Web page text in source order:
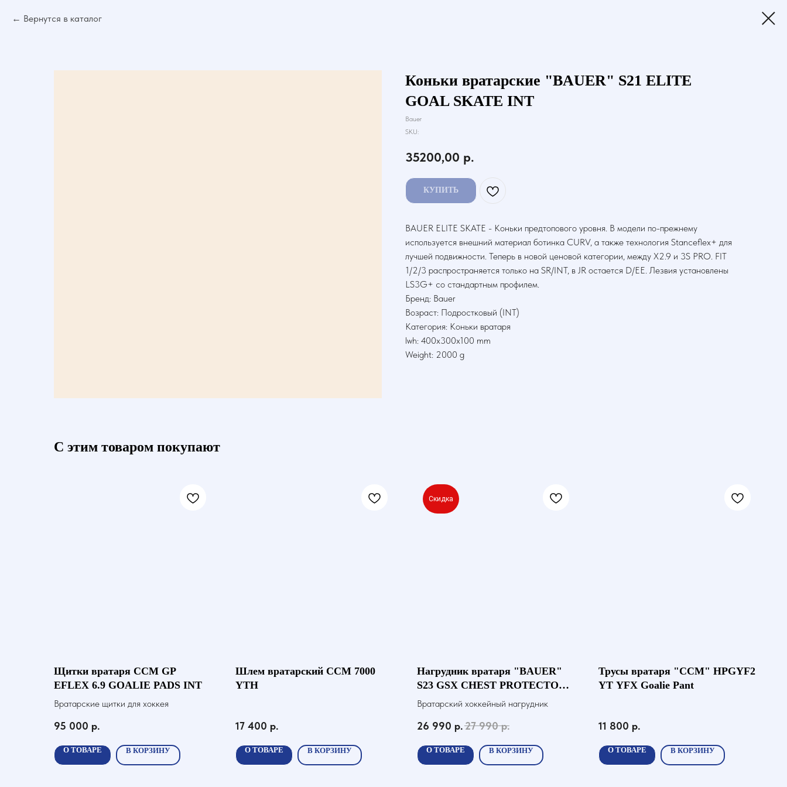
Вернутся в каталог
Коньки вратарские "BAUER" S21 ELITE
GOAL SKATE INT
Bauer
SKU:
35200,00 р.
КУПИТЬ
BAUER ELITE SKATE - Коньки предтопового уровня. В модели по-прежнему
используется внешний материал ботинка CURV, а также технология Stanceflex+ для
лучшей подвижности. Теперь в новой ценовой категории, между X2.9 и 3S PRO. FIT
1/2/3 распространяется только на SR/INT, в JR остается D/EE. Лезвия установлены
LS3G+ со стандартным профилем.
Бренд: Bauer
Возраст: Подростковый (INT)
Категория: Коньки вратаря
lwh: 400x300x100 mm
Weight: 2000 g
С этим товаром покупают
Щитки вратаря CCM GP
EFLEX 6.9 GOALIE PADS INT
Вратарские щитки для хоккея
95 000 р.
О ТОВАРЕ В КОРЗИНУ
Шлем вратарский ССМ 7000
YTH
17 400 р.
О ТОВАРЕ В КОРЗИНУ
Скидка
Нагрудник вратаря "BAUER"
S23 GSX CHEST PROTECTOR
JR
Вратарский хоккейный нагрудник
26 990 р.27 990 р.
О ТОВАРЕ В КОРЗИНУ
Трусы вратаря "CCM" HPGYF2
YT YFX Goalie Pant
11 800 р.
О ТОВАРЕ В КОРЗИНУ